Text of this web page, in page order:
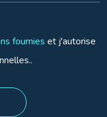
fournies et j'autorise